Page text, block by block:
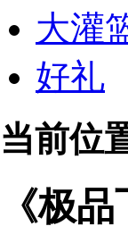
大灌
好礼
当前位
《极